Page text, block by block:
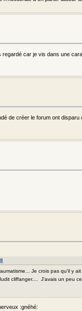
car je vis dans une
de créer le forum ont disparu
Je crois pas qu'il y
cliffanger.... J'avais un peu
:gnéhé: